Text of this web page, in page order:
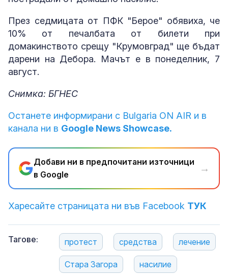
През седмицата от ПФК "Берое" обявиха, че
10% от печалбата от билети при
домакинството срещу "Крумовград" ще бъдат
дарени на Дебора. Мачът е в понеделник, 7
август.
Снимка: БГНЕС
Останете информирани с Bulgaria ON AIR и в
канала ни в Google News Showcase.
Добави ни в предпочитани източници
в Google
→
Харесайте страницата ни във Facebook ТУК
Тагове: протест средства лечение
Стара Загора насилие